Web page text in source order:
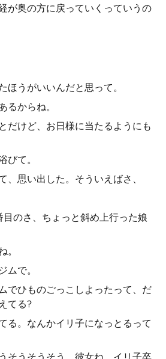
が奥の方に戻っていくっていうの
ほうがいいんだと思って。
るからね。
だけど、お日様に当たるようにも
びて。
、思い出した。そういえばさ、
のさ、ちょっと斜め上行った娘
。
ムで。
でひものごっこしよったって、だ
てる?
る。なんかイリ子になっとるって